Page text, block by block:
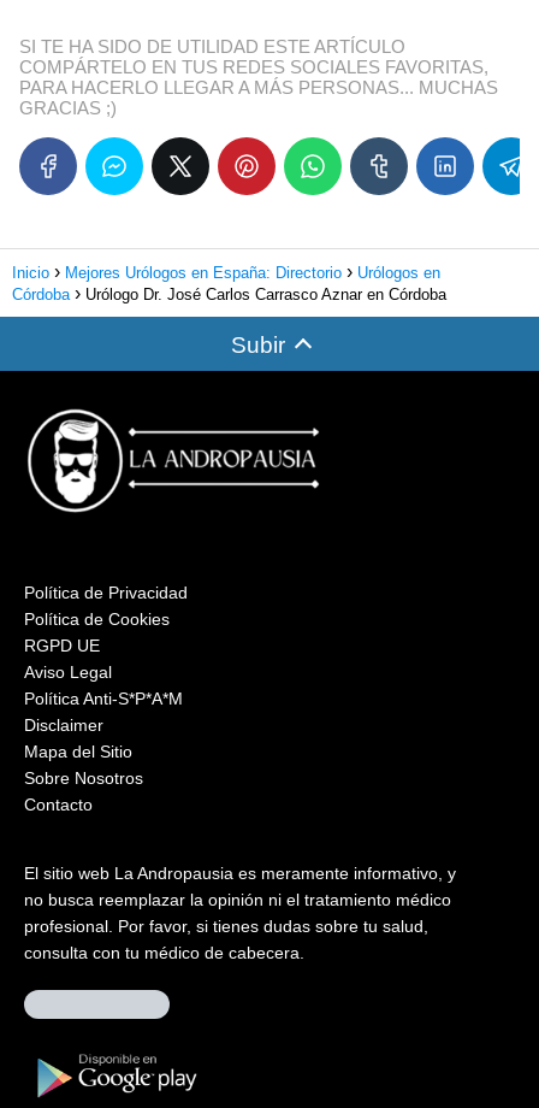
SI TE HA SIDO DE UTILIDAD ESTE ARTÍCULO
COMPÁRTELO EN TUS REDES SOCIALES FAVORITAS,
PARA HACERLO LLEGAR A MÁS PERSONAS... MUCHAS
GRACIAS ;)
Inicio Mejores Urólogos en España: Directorio
Urólogos en
Córdoba
Urólogo Dr. José Carlos Carrasco Aznar en Córdoba
Subir
Política de Privacidad
Política de Cookies
RGPD UE
Aviso Legal
Política Anti-S*P*A*M
Disclaimer
Mapa del Sitio
Sobre Nosotros
Contacto
El sitio web La Andropausia es meramente informativo, y
no busca reemplazar la opinión ni el tratamiento médico
profesional. Por favor, si tienes dudas sobre tu salud,
consulta con tu médico de cabecera.